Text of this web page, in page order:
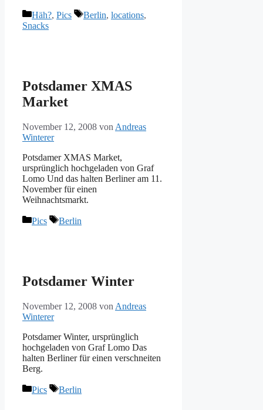
Kategorien
Häh?, Pics Schlagwörter
Berlin, locations,
Snacks
Potsdamer XMAS
Market
November 12, 2008 von Andreas
Winterer
Potsdamer XMAS Market,
ursprünglich hochgeladen von Graf
Lomo Und das halten Berliner am 11.
November für einen
Weihnachtsmarkt.
Kategorien
Pics Schlagwörter
Berlin
Potsdamer Winter
November 12, 2008 von Andreas
Winterer
Potsdamer Winter, ursprünglich
hochgeladen von Graf Lomo Das
halten Berliner für einen verschneiten
Berg.
Kategorien
Pics Schlagwörter
Berlin